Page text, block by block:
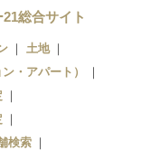
総合サイト
土地
・アパート）
検索